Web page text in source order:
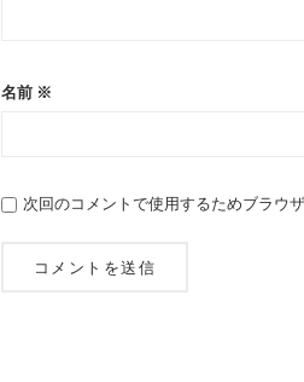
名前 ※
次回のコメントで使用するためブラウ